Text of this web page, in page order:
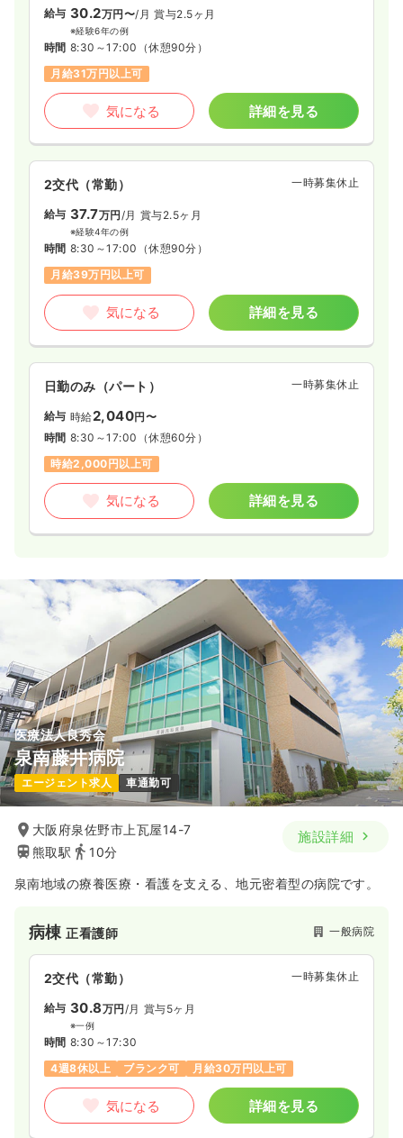
給与 30.2万円〜/月 賞与2.5ヶ月
※経験6年の例
時間 8:30～17:00 （休憩90分）
月給31万円以上可
気になる 詳細を見る
2交代（常勤） 一時募集休止
給与 37.7万円/月 賞与2.5ヶ月
※経験4年の例
時間 8:30～17:00 （休憩90分）
月給39万円以上可
気になる 詳細を見る
日勤のみ（パート） 一時募集休止
給与 時給2,040円〜
時間 8:30～17:00 （休憩60分）
時給2,000円以上可
気になる 詳細を見る
医療法人良秀会
泉南藤井病院
エージェント求人 車通勤可
大阪府泉佐野市上瓦屋14-7
熊取駅
10分
施設詳細
泉南地域の療養医療・看護を支える、地元密着型の病院です。
病棟正看護師 一般病院
2交代（常勤） 一時募集休止
給与 30.8万円 /月 賞与5ヶ月
※一例
時間 8:30～17:30
4週8休以上
ブランク可 月給30万円以上可
気になる 詳細を見る